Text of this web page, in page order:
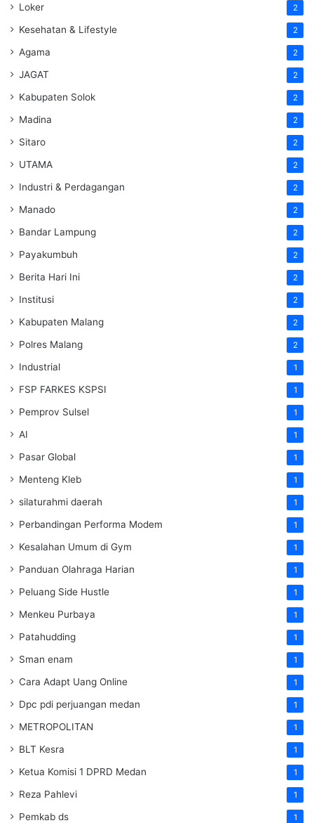
Loker 2
Kesehatan & Lifestyle 2
Agama 2
JAGAT 2
Kabupaten Solok 2
Madina 2
Sitaro 2
UTAMA 2
Industri & Perdagangan 2
Manado 2
Bandar Lampung 2
Payakumbuh 2
Berita Hari Ini 2
Institusi 2
Kabupaten Malang 2
Polres Malang 2
Industrial 1
FSP FARKES KSPSI 1
Pemprov Sulsel 1
AI 1
Pasar Global 1
Menteng Kleb 1
silaturahmi daerah 1
Perbandingan Performa Modem 1
Kesalahan Umum di Gym 1
Panduan Olahraga Harian 1
Peluang Side Hustle 1
Menkeu Purbaya 1
Patahudding 1
Sman enam 1
Cara Adapt Uang Online 1
Dpc pdi perjuangan medan 1
METROPOLITAN 1
BLT Kesra 1
Ketua Komisi 1 DPRD Medan 1
Reza Pahlevi 1
Pemkab ds 1